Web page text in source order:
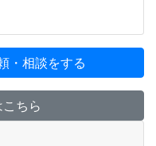
・相談をする
ちら